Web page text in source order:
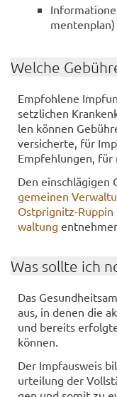
men­ten­plan)
Wel­che
Emp­foh­le­ne
setz­li­chen
len kön­nen
ver­si­cher­te, für
Empfehlungen, für
Den ein­schlä­gi­gen
ge­mei­nen
Ostprignitz-​
wal­tung
Was soll­te ich
Das
aus, in denen die
und be­reits
kön­nen.
Der Impf­aus­weis
ur­tei­lung der